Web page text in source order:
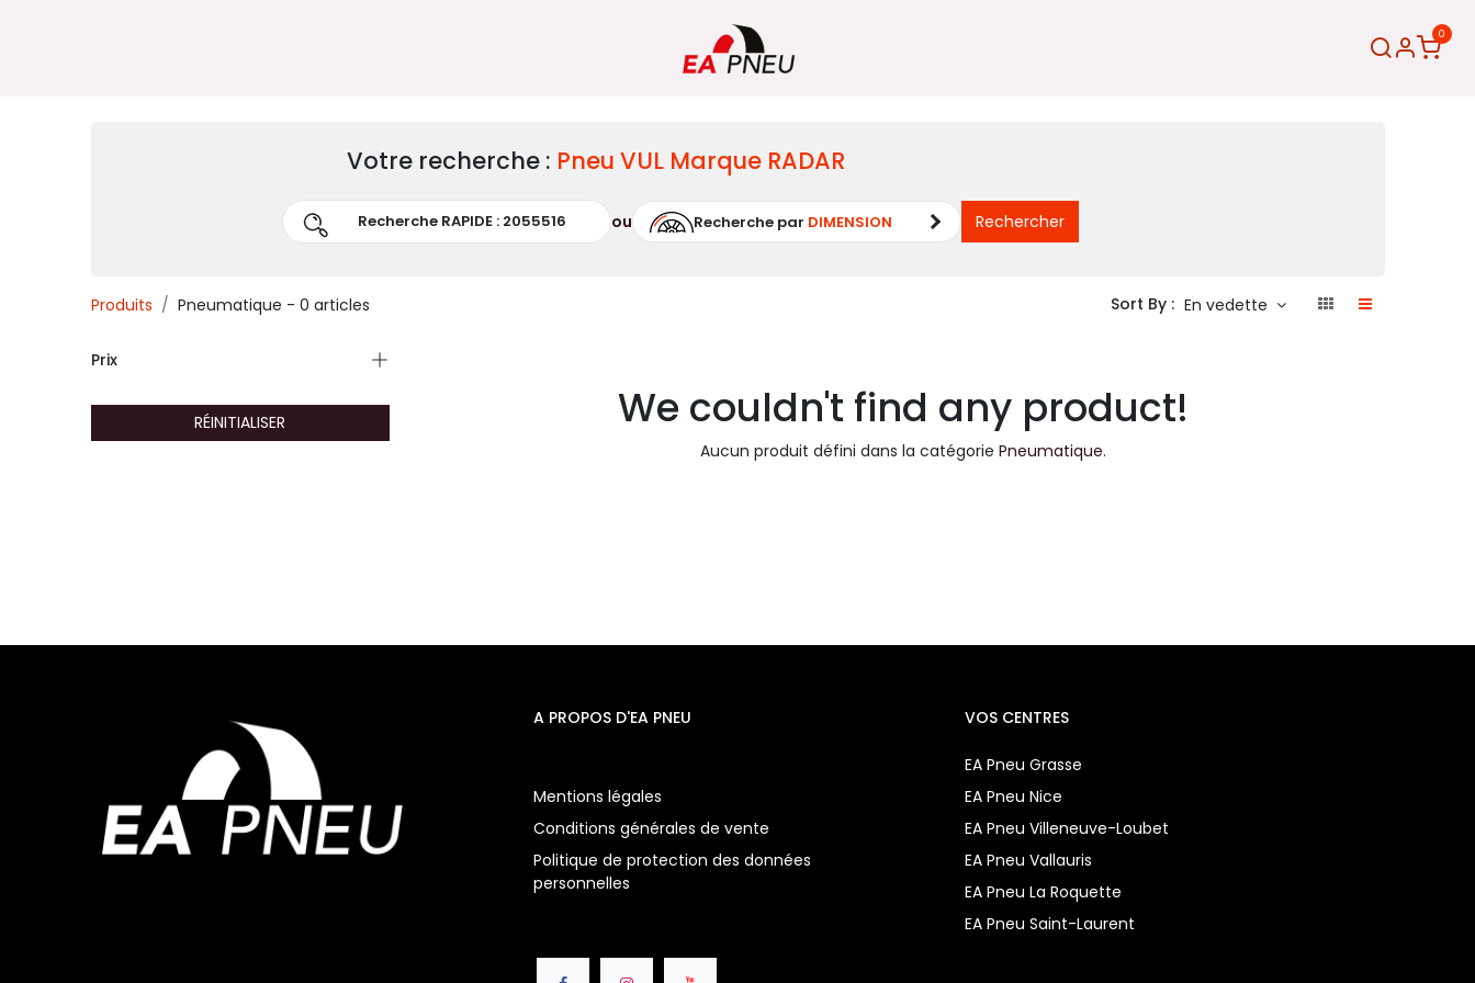
0
Votre recherche : Pneu VUL Marque RADAR
ou Recherche par DIMENSION Rechercher
Produits Pneumatique - 0 articles Sort By : En vedette
Prix
RÉINITIALISER We couldn't find any product!
Aucun produit défini dans la catégoriePneumatique.
VOS CENTRES
EA Pneu Grasse
EA Pneu Nice
EA Pneu Villeneuve-Loubet
EA Pneu Vallauris
EA Pneu La Roquette
EA Pneu Saint-Laurent
A PROPOS D'EA PNEU
Mentions légales
Conditions générales de vente
Politique de protection des données
personnelles